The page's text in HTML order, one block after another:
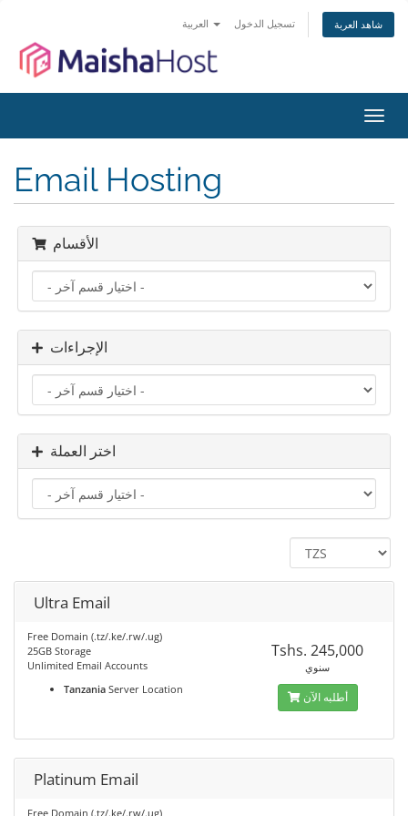
تسجيل الدخول شاهد العربة
تبديل
التنقل
Email Hosting
الأقسام
الإجراءات
اختر العملة
Ultra Email
Free Domain (.tz/.ke/.rw/.ug)
25GB Storage
Unlimited Email Accounts
Tanzania Server Location
Tshs. 245,000
سنوي
أطلبه الآن
Platinum Email
Free Domain (.tz/.ke/.rw/.ug)